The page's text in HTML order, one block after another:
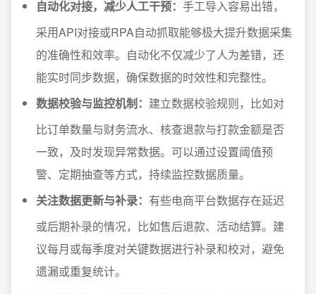
自动化对接，减少人工干预： 手工导入容易出错，
采用API对接或RPA自动抓取能够极大提升数据采集
的准确性和效率。自动化不仅减少了人为差错，还
能实时同步数据，确保数据的时效性和完整性。
数据校验与监控机制： 建立数据校验规则，比如对
比订单数量与财务流水、核查退款与打款金额是否
一致，及时发现异常数据。可以通过设置阈值预
警、定期抽查等方式，持续监控数据质量。
关注数据更新与补录： 有些电商平台数据存在延迟
或后期补录的情况，比如售后退款、活动结算。建
议每月或每季度对关键数据进行补录和校对，避免
遗漏或重复统计。